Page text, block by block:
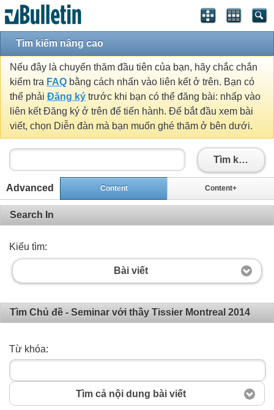
Tìm kiếm nâng cao
Nếu đây là chuyến thăm đầu tiên của bạn, hãy chắc chắn
kiểm tra FAQ bằng cách nhấn vào liên kết ở trên. Bạn có
thể phải Đăng ký trước khi bạn có thể đăng bài: nhấp vào
liên kết Đăng ký ở trên để tiến hành. Để bắt đầu xem bài
viết, chọn Diễn đàn mà bạn muốn ghé thăm ở bên dưới.
Tìm kiếm
Advanced Content Content+
Search In
Kiểu tìm:
Bài viết
Tìm Chủ đề - Seminar với thầy Tissier Montreal 2014
Từ khóa:
Tìm cả nội dung bài viết